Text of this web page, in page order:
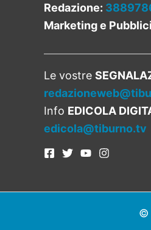
Redazione:
Marketing e
Le vostre
Info EDICOLA
edicola@tiburno.tv
©